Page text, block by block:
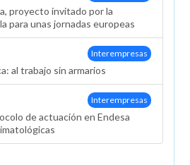
proyecto invitado por la
para unas jornadas europeas
Interempresas
al trabajo sin armarios
Interempresas
de actuación en Endesa